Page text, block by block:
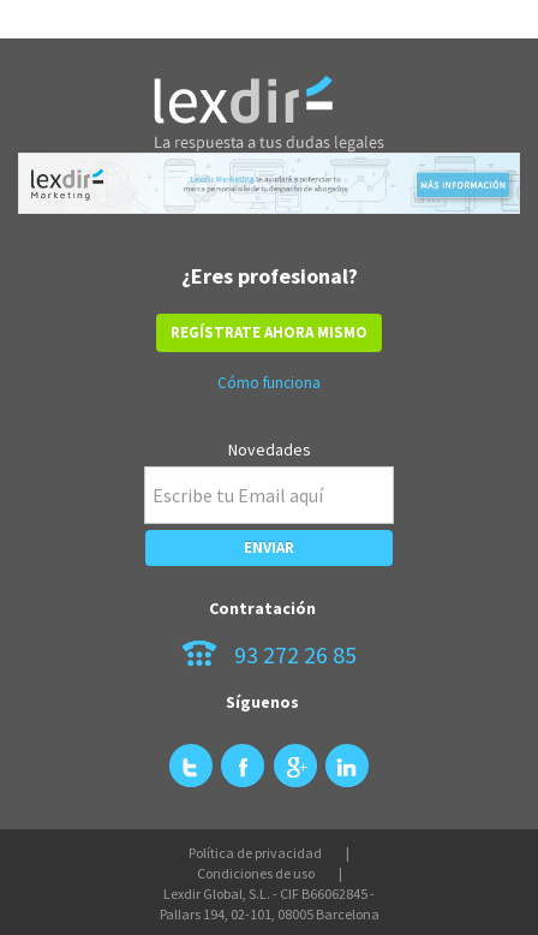
¿Eres profesional?
REGÍSTRATE AHORA MISMO
Cómo funciona
Novedades
Contratación
93 272 26 85
Síguenos
Política de privacidad
Condiciones de uso
Lexdir Global, S.L. - CIF B66062845 -
Pallars 194, 02-101, 08005 Barcelona